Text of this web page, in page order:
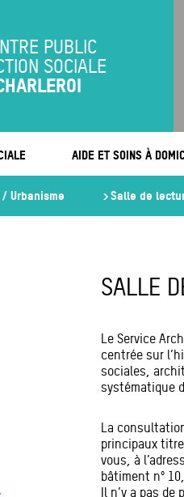
PUBLIC
SOCIALE
AIDE ET SOINS À
/ Urbanisme Salle de
SALLE
Le Service
centrée sur
sociales,
systématique
La
principaux
vous, à
bâtiment n°
Il n’y a pas de